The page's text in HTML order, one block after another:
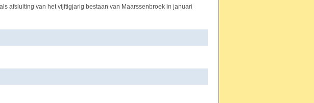
afsluiting van het vijftigjarig bestaan van Maarssenbroek in januari